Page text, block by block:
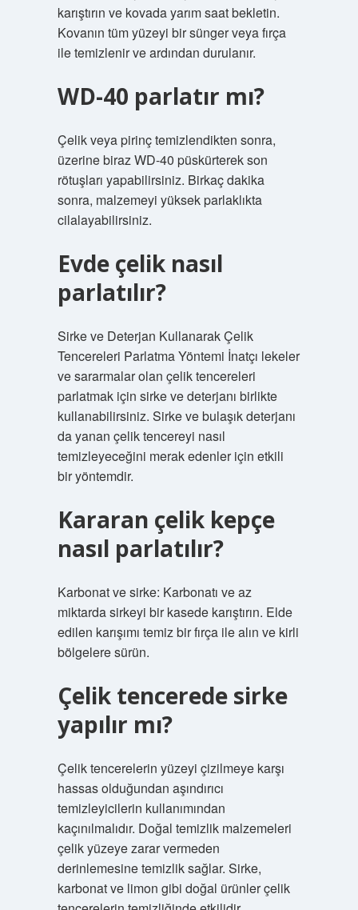
karıştırın ve kovada yarım saat bekletin.
Kovanın tüm yüzeyi bir sünger veya fırça
ile temizlenir ve ardından durulanır.
WD-40 parlatır mı?
Çelik veya pirinç temizlendikten sonra,
üzerine biraz WD-40 püskürterek son
rötuşları yapabilirsiniz. Birkaç dakika
sonra, malzemeyi yüksek parlaklıkta
cilalayabilirsiniz.
Evde çelik nasıl
parlatılır?
Sirke ve Deterjan Kullanarak Çelik
Tencereleri Parlatma Yöntemi İnatçı lekeler
ve sararmalar olan çelik tencereleri
parlatmak için sirke ve deterjanı birlikte
kullanabilirsiniz. Sirke ve bulaşık deterjanı
da yanan çelik tencereyi nasıl
temizleyeceğini merak edenler için etkili
bir yöntemdir.
Kararan çelik kepçe
nasıl parlatılır?
Karbonat ve sirke: Karbonatı ve az
miktarda sirkeyi bir kasede karıştırın. Elde
edilen karışımı temiz bir fırça ile alın ve kirli
bölgelere sürün.
Çelik tencerede sirke
yapılır mı?
Çelik tencerelerin yüzeyi çizilmeye karşı
hassas olduğundan aşındırıcı
temizleyicilerin kullanımından
kaçınılmalıdır. Doğal temizlik malzemeleri
çelik yüzeye zarar vermeden
derinlemesine temizlik sağlar. Sirke,
karbonat ve limon gibi doğal ürünler çelik